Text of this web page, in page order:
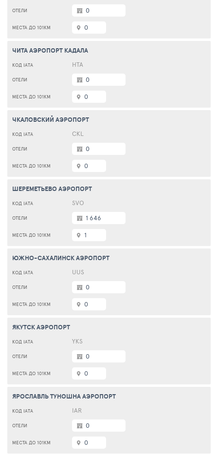
0
0
ЧИТА АЭРОПОРТ КАДАЛА
HTA
0
0
ЧКАЛОВСКИЙ АЭРОПОРТ
CKL
0
0
ШЕРЕМЕТЬЕВО АЭРОПОРТ
SVO
1 646
1
ЮЖНО-САХАЛИНСК АЭРОПОРТ
UUS
0
0
ЯКУТСК АЭРОПОРТ
YKS
0
0
ЯРОСЛАВЛЬ ТУНОШНА АЭРОПОРТ
IAR
0
0